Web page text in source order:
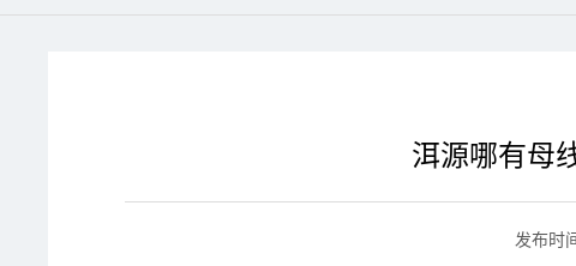
洱源哪有母
发布时